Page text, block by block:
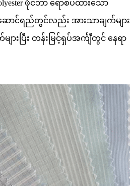
ဖိုင်ဘာ ရောစပ်ထားသော
င်ရည်တွင်လည်း အားသာချက်များ
ပြီး တန်းမြင့်ရှပ်အင်္ကျီတွင် နေရာ